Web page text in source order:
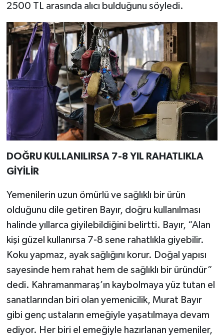
2500 TL arasında alıcı bulduğunu söyledi.
DOĞRU KULLANILIRSA 7-8 YIL RAHATLIKLA
GİYİLİR
Yemenilerin uzun ömürlü ve sağlıklı bir ürün
olduğunu dile getiren Bayır, doğru kullanılması
halinde yıllarca giyilebildiğini belirtti. Bayır, “Alan
kişi güzel kullanırsa 7-8 sene rahatlıkla giyebilir.
Koku yapmaz, ayak sağlığını korur. Doğal yapısı
sayesinde hem rahat hem de sağlıklı bir üründür”
dedi. Kahramanmaraş’ın kaybolmaya yüz tutan el
sanatlarından biri olan yemenicilik, Murat Bayır
gibi genç ustaların emeğiyle yaşatılmaya devam
ediyor. Her biri el emeğiyle hazırlanan yemeniler,